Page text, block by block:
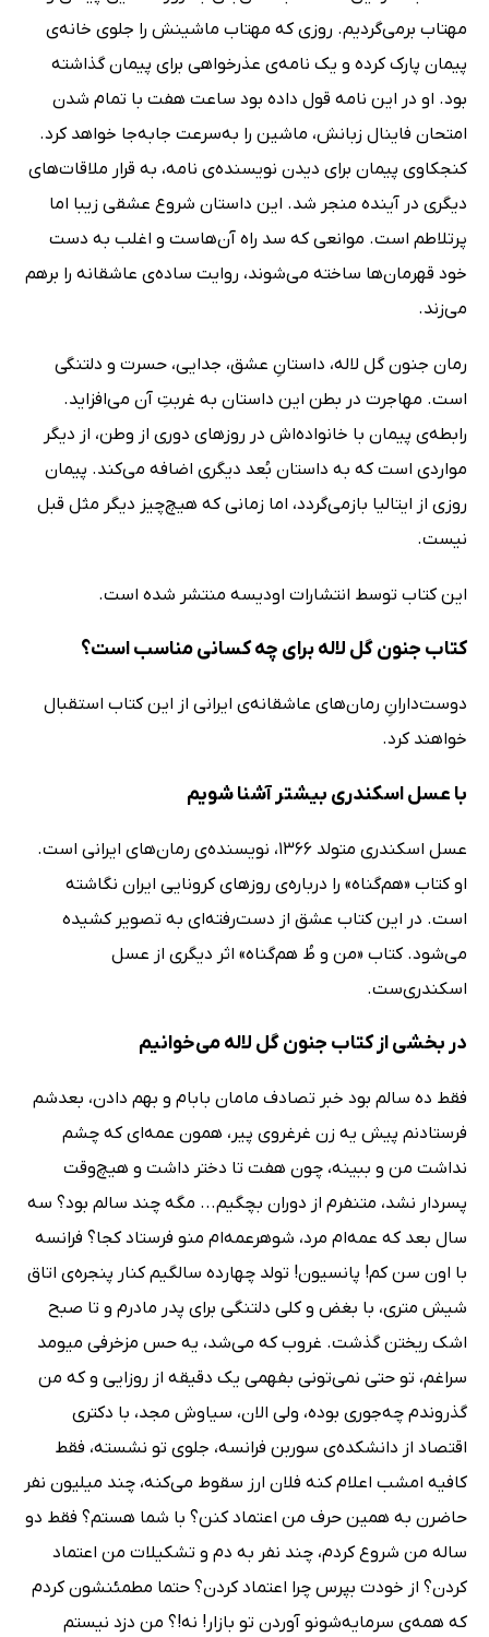
مهتاب برمی‌گردیم. روزی که مهتاب ماشینش را جلوی خانه‌ی
پیمان پارک کرده و یک نامه‌ی عذرخواهی برای پیمان گذاشته
بود. او در این نامه قول داده بود ساعت هفت با تمام شدن
امتحان فاینال زبانش، ماشین را به‌سرعت جابه‌جا خواهد کرد.
کنجکاوی پیمان برای دیدن نویسنده‌ی نامه، به قرار ملاقات‌های
دیگری در آینده منجر شد. این داستان شروع عشقی زیبا اما
پرتلاطم است. موانعی که سد راه آن‌هاست و اغلب به دست
خود قهرمان‌ها ساخته می‌شوند، روایت ساده‌ی عاشقانه را برهم
می‌زند.
رمان جنون گل لاله، داستانِ عشق، جدایی، حسرت و دلتنگی
است. مهاجرت در بطن این داستان به غربتِ آن می‌افزاید.
رابطه‌ی پیمان با خانواده‌اش در روزهای دوری از وطن، از دیگر
مواردی است که به داستان بُعد دیگری اضافه می‌کند. پیمان
روزی از ایتالیا بازمی‌گردد، اما زمانی که هیچ‌چیز دیگر مثل قبل
نیست.
این کتاب توسط انتشارات اودیسه منتشر شده است.
کتاب جنون گل لاله برای چه کسانی مناسب است؟
دوست‌دارانِ رمان‌های عاشقانه‌ی ایرانی از این کتاب استقبال
خواهند کرد.
با عسل اسکندری بیشتر آشنا شویم
عسل اسکندری متولد 1366، نویسنده‌ی رمان‌های ایرانی است.
او کتاب «هم‌گناه» را درباره‌ی روزهای کرونایی ایران نگاشته
است. در این کتاب عشق از دست‌رفته‌ای به تصویر کشیده
می‌شود. کتاب «من و طُ هم‌گناه» اثر دیگری از عسل
اسکندری‌ست.
در بخشی از کتاب جنون گل لاله می‌خوانیم
فقط ده سالم بود خبر تصادف مامان بابام و بهم دادن، بعدشم
فرستادنم پیش یه زن غرغروى پیر، همون عمه‌اى که چشم
نداشت من و ببینه، چون هفت تا دختر داشت و هیچ‌وقت
پسردار نشد، متنفرم از دوران بچگیم... مگه چند سالم بود؟ سه
سال بعد که عمه‌ام مرد، شوهرعمه‌ام منو فرستاد کجا؟ فرانسه
با اون سن کم! پانسیون! تولد چهارده سالگیم کنار پنجره‌ی اتاق
شیش مترى، با بغض و کلى دلتنگى براى پدر مادرم و تا صبح
اشک ریختن گذشت. غروب که مى‌شد، یه حس مزخرفى میومد
سراغم، تو حتى نمى‌تونى بفهمى یک دقیقه از روزایى و که من
گذروندم چه‌جورى بوده، ولى الان، سیاوش مجد، با دکترى
اقتصاد از دانشکده‌ی سوربن فرانسه، جلوى تو نشسته، فقط
کافیه امشب اعلام کنه فلان ارز سقوط مى‌کنه، چند میلیون نفر
حاضرن به همین حرف من اعتماد کنن؟ با شما هستم؟ فقط دو
ساله من شروع کردم، چند نفر به دم و تشکیلات من اعتماد
کردن؟ از خودت بپرس چرا اعتماد کردن؟ حتما مطمئنشون کردم
که همه‌ی سرمایه‌شونو آوردن تو بازار! نه!؟ من دزد نیستم